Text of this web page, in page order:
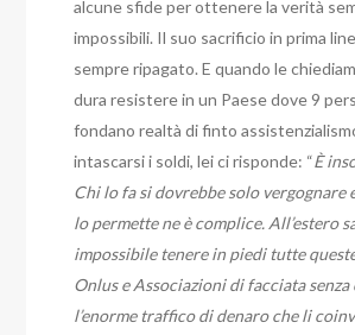
alcune sfide per ottenere la verità
impossibili. Il suo sacrificio in prima
sempre ripagato. E quando le
dura resistere in un Paese dove 9
fondano realtà di finto
intascarsi i soldi, lei ci risponde: “È
Chi lo fa si dovrebbe solo vergognare
lo permette ne è complice. All’estero
impossibile tenere in piedi tutte
Onlus e Associazioni di facciata
l’enorme traffico di denaro che li